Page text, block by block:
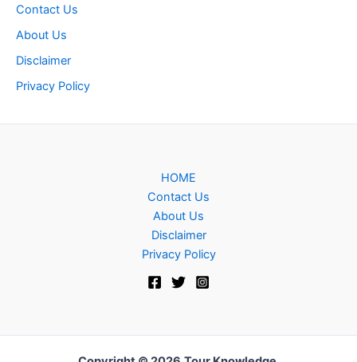
Contact Us
About Us
Disclaimer
Privacy Policy
HOME
Contact Us
About Us
Disclaimer
Privacy Policy